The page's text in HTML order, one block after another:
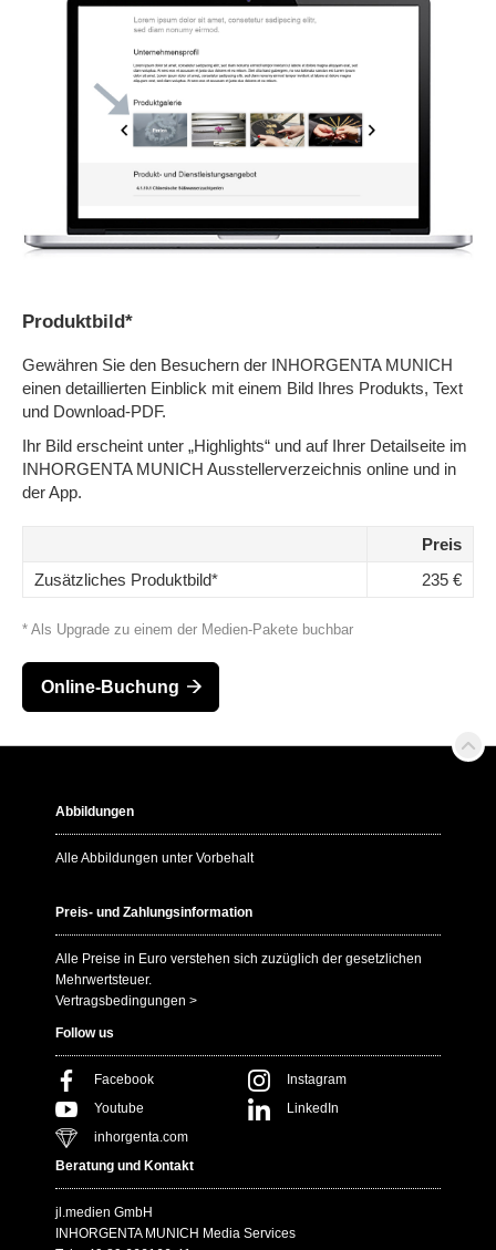
Produktbild*
Gewähren Sie den Besuchern der INHORGENTA MUNICH
einen detaillierten Einblick mit einem Bild Ihres Produkts, Text
und Download-PDF.
Ihr Bild erscheint unter „Highlights“ und auf Ihrer Detailseite im
INHORGENTA MUNICH Ausstellerverzeichnis online und in
der App.
Preis
Zusätzliches Produktbild*
235 €
* Als Upgrade zu einem der Medien-Pakete buchbar
Online-Buchung
Abbildungen
Alle Abbildungen unter Vorbehalt
Preis- und Zahlungsinformation
Alle Preise in Euro verstehen sich zuzüglich der gesetzlichen
Mehrwertsteuer.
Vertragsbedingungen >
Follow us
Facebook
Instagram
Youtube
LinkedIn
inhorgenta.com
Beratung und Kontakt
jl.medien GmbH
INHORGENTA MUNICH Media Services